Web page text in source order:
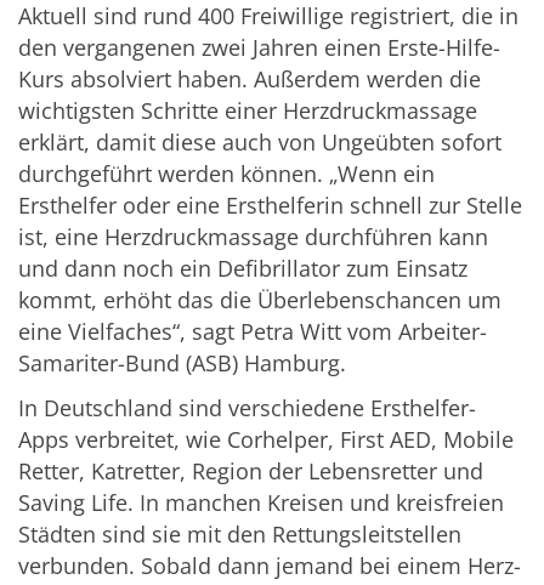
Aktuell sind rund 400 Freiwillige registriert, die in
den vergangenen zwei Jahren einen Erste-Hilfe-
Kurs absolviert haben. Außerdem werden die
wichtigsten Schritte einer Herzdruckmassage
erklärt, damit diese auch von Ungeübten sofort
durchgeführt werden können. „Wenn ein
Ersthelfer oder eine Ersthelferin schnell zur Stelle
ist, eine Herzdruckmassage durchführen kann
und dann noch ein Defibrillator zum Einsatz
kommt, erhöht das die Überlebenschancen um
eine Vielfaches“, sagt Petra Witt vom Arbeiter-
Samariter-Bund (ASB) Hamburg.
In Deutschland sind verschiedene Ersthelfer-
Apps verbreitet, wie Corhelper, First AED, Mobile
Retter, Katretter, Region der Lebensretter und
Saving Life. In manchen Kreisen und kreisfreien
Städten sind sie mit den Rettungsleitstellen
verbunden. Sobald dann jemand bei einem Herz-